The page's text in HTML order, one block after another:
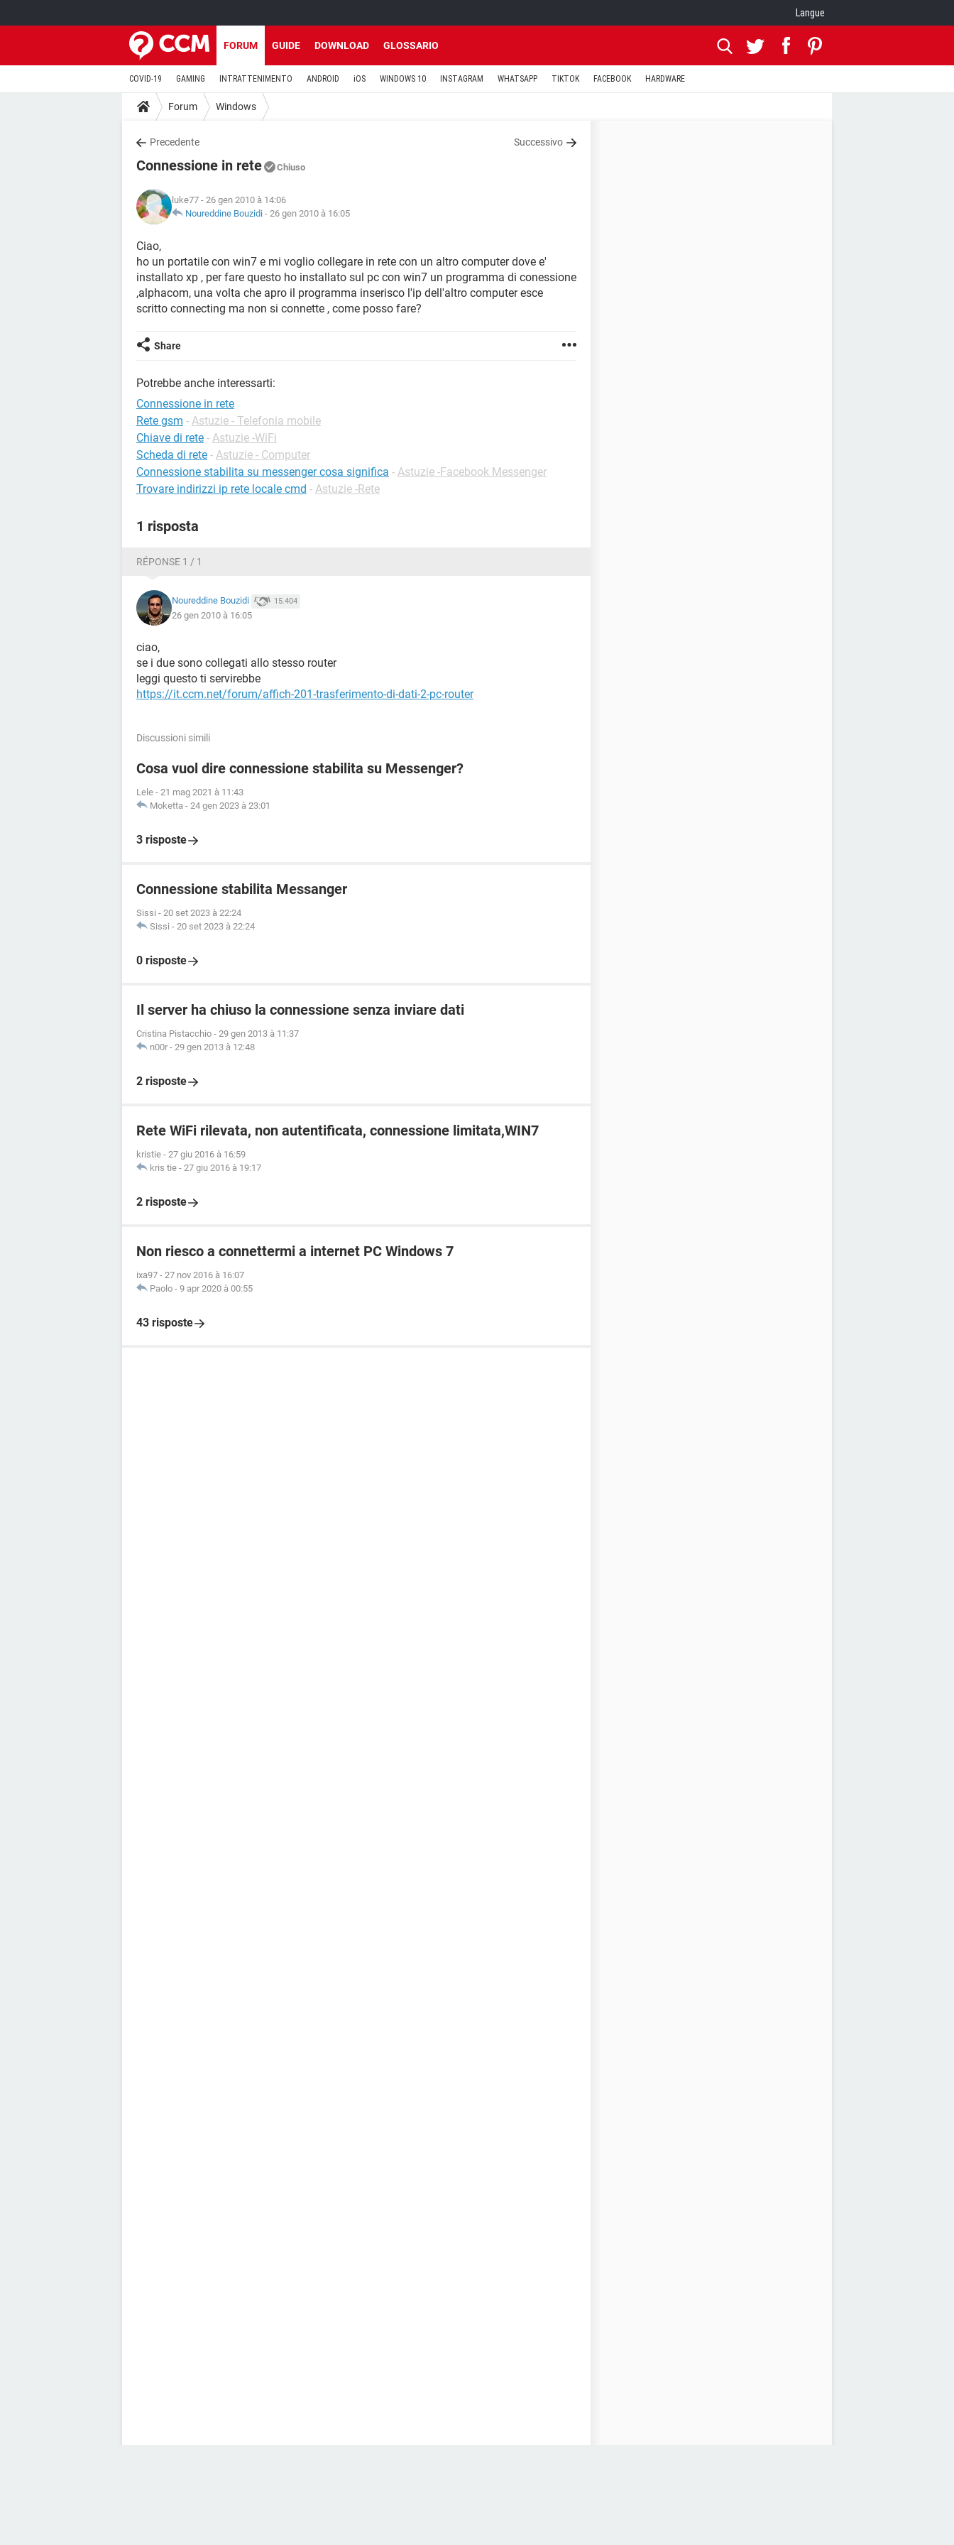
Langue
FORUM GUIDE DOWNLOAD GLOSSARIO
COVID-19 GAMING INTRATTENIMENTO ANDROID iOS WINDOWS 10 INSTAGRAM WHATSAPP TIKTOK FACEBOOK HARDWARE
Forum Windows
Precedente Successivo
Connessione in rete Chiuso
luke77 - 26 gen 2010 à 14:06
Noureddine Bouzidi - 26 gen 2010 à 16:05
Ciao,
ho un portatile con win7 e mi voglio collegare in rete con un altro computer dove e'
installato xp , per fare questo ho installato sul pc con win7 un programma di conessione
,alphacom, una volta che apro il programma inserisco l'ip dell'altro computer esce
scritto connecting ma non si connette , come posso fare?
Share
Potrebbe anche interessarti:
Connessione in rete
Rete gsm - Astuzie - Telefonia mobile
Chiave di rete - Astuzie -WiFi
Scheda di rete - Astuzie - Computer
Connessione stabilita su messenger cosa significa - Astuzie -Facebook Messenger
Trovare indirizzi ip rete locale cmd - Astuzie -Rete
1 risposta
RÉPONSE 1 / 1
Noureddine Bouzidi 15.404
26 gen 2010 à 16:05
ciao,
se i due sono collegati allo stesso router
leggi questo ti servirebbe
https://it.ccm.net/forum/affich-201-trasferimento-di-dati-2-pc-router
Discussioni simili
Cosa vuol dire connessione stabilita su Messenger?
Lele - 21 mag 2021 à 11:43
Moketta - 24 gen 2023 à 23:01
3 risposte
Connessione stabilita Messanger
Sissi - 20 set 2023 à 22:24
Sissi - 20 set 2023 à 22:24
0 risposte
Il server ha chiuso la connessione senza inviare dati
Cristina Pistacchio - 29 gen 2013 à 11:37
n00r - 29 gen 2013 à 12:48
2 risposte
Rete WiFi rilevata, non autentificata, connessione limitata,WIN7
kristie - 27 giu 2016 à 16:59
kris tie - 27 giu 2016 à 19:17
2 risposte
Non riesco a connettermi a internet PC Windows 7
ixa97 - 27 nov 2016 à 16:07
Paolo - 9 apr 2020 à 00:55
43 risposte